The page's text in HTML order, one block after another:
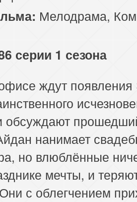
Мелодрама,
серии 1 сезона
ждут
обсуждают
нанимает
но влюблённые
мечты, и
с облегчением